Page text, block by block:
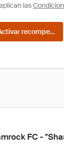
las
recompensas
FC -